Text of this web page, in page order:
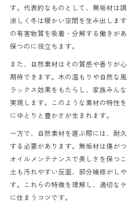
健康重視の家族が選ぶ
自然素材住宅の住み心
す。代表的なものとして、無垢材は
涼しく冬は暖かい空間を生み出しま
の有害物質を吸着・分解する働きが
保つのに役立ちます。
また、自然素材はその質感や香りが
期待できます。木の温もりや自然な
ラックス効果をもたらし、家族みん
実現します。このような素材の特性
にゆとりと豊かさが生まれます。
一方で、自然素材を選ぶ際には、耐
する必要があります。無垢材は傷が
オイルメンテナンスで美しさを保つ
土も汚れやすい反面、部分補修がし
す。これらの特徴を理解し、適切な
に住まうコツです。